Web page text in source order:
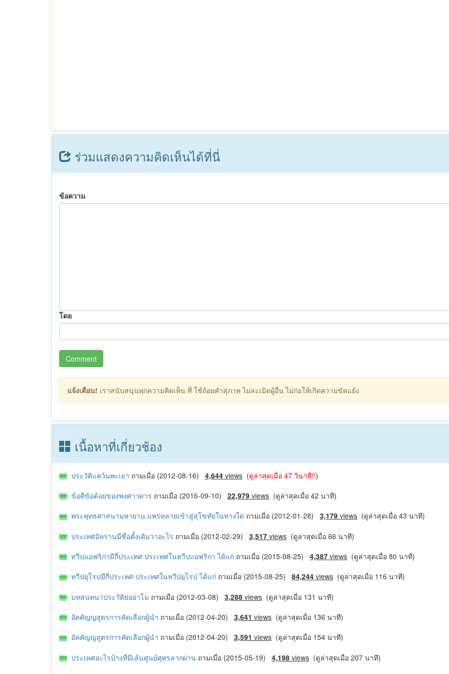
ร่วมแสดงความคิดเห็นได้ที่นี่
ข้อความ
โดย
Comment
แจ้งเตือน! เราสนับสนุนทุกความคิดเห็น ที่ ใช้ถ้อยคำสุภาพ ไม่ละเมิดผู้อื่น ไม่ก่อให้เกิดความขัดแย้ง
เนื้อหาที่เกี่ยวช้อง
ประวัติแคว้นพะเยา ถามเมื่อ (2012-08-16) 4,644 views (ดูล่าสุดเมื่อ 47 วินาที!!)
ข้อดีข้อด้อยของพงศาวดาร ถามเมื่อ (2016-09-10) 22,979 views (ดูล่าสุดเมื่อ 42 นาที)
พระพุทธศาสนามหายาน แพร่หลายเข้าสู่สุโขทัยในทางใด ถามเมื่อ (2012-01-28) 3,179 views (ดูล่าสุดเมื่อ 43 นาที)
ประเทศอิหร่านมีชื่อตั้งเดิมว่าอะไร ถามเมื่อ (2012-02-29) 3,517 views (ดูล่าสุดเมื่อ 66 นาที)
ทวีปแอฟริกามีกี่ประเทศ ประเทศในทวีปแอฟริกา ได้แก่ ถามเมื่อ (2015-08-25) 4,387 views (ดูล่าสุดเมื่อ 80 นาที)
ทวีปยุโรปมีกี่ประเทศ ประเทศในทวีปยุโรป ได้แก่ ถามเมื่อ (2015-08-25) 84,244 views (ดูล่าสุดเมื่อ 116 นาที)
บทสนทนาประวัติย่อย่าโม ถามเมื่อ (2012-03-08) 3,288 views (ดูล่าสุดเมื่อ 131 นาที)
อัคคัญญสูตรการคัดเลือกผู้นำ ถามเมื่อ (2012-04-20) 3,641 views (ดูล่าสุดเมื่อ 136 นาที)
อัคคัญญสูตรการคัดเลือกผู้นำ ถามเมื่อ (2012-04-20) 3,591 views (ดูล่าสุดเมื่อ 154 นาที)
ประเทศอะไรบ้างที่มีเล้นศูนย์ศุตรลากผ่าน ถามเมื่อ (2015-05-19) 4,198 views (ดูล่าสุดเมื่อ 207 นาที)